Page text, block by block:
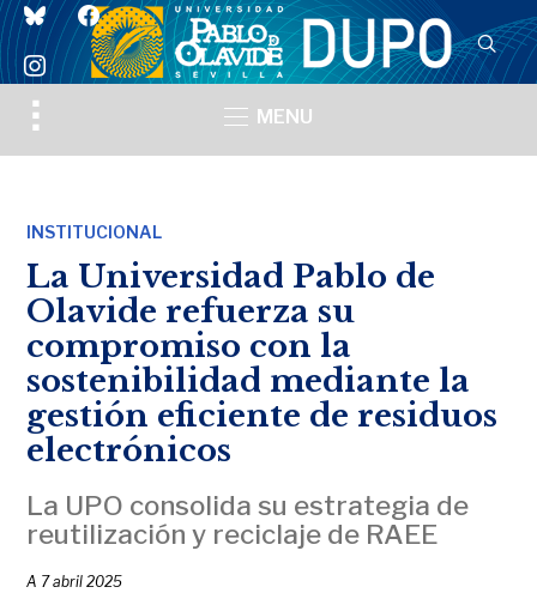
blueskyfacebook
instagram
Toggle
sidebar
MENU
INSTITUCIONAL
La Universidad Pablo de
Olavide refuerza su
compromiso con la
sostenibilidad mediante la
gestión eficiente de residuos
electrónicos
La UPO consolida su estrategia de
reutilización y reciclaje de RAEE
A 7 abril 2025